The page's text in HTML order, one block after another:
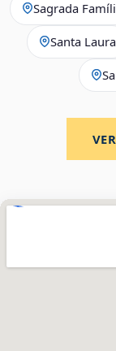
Sagrada
Santa Laura